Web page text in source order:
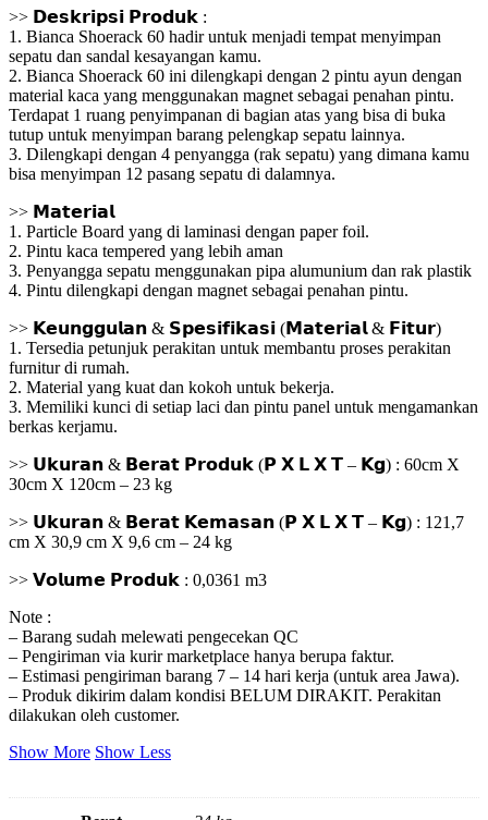
>> 𝗗𝗲𝘀𝗸𝗿𝗶𝗽𝘀𝗶 𝗣𝗿𝗼𝗱𝘂𝗸 :
1. Bianca Shoerack 60 hadir untuk menjadi tempat menyimpan
sepatu dan sandal kesayangan kamu.
2. Bianca Shoerack 60 ini dilengkapi dengan 2 pintu ayun dengan
material kaca yang menggunakan magnet sebagai penahan pintu.
Terdapat 1 ruang penyimpanan di bagian atas yang bisa di buka
tutup untuk menyimpan barang pelengkap sepatu lainnya.
3. Dilengkapi dengan 4 penyangga (rak sepatu) yang dimana kamu
bisa menyimpan 12 pasang sepatu di dalamnya.
>> 𝗠𝗮𝘁𝗲𝗿𝗶𝗮𝗹
1. Particle Board yang di laminasi dengan paper foil.
2. Pintu kaca tempered yang lebih aman
3. Penyangga sepatu menggunakan pipa alumunium dan rak plastik
4. Pintu dilengkapi dengan magnet sebagai penahan pintu.
>> 𝗞𝗲𝘂𝗻𝗴𝗴𝘂𝗹𝗮𝗻 & 𝗦𝗽𝗲𝘀𝗶𝗳𝗶𝗸𝗮𝘀𝗶 (𝗠𝗮𝘁𝗲𝗿𝗶𝗮𝗹 & 𝗙𝗶𝘁𝘂𝗿)
1. Tersedia petunjuk perakitan untuk membantu proses perakitan
furnitur di rumah.
2. Material yang kuat dan kokoh untuk bekerja.
3. Memiliki kunci di setiap laci dan pintu panel untuk mengamankan
berkas kerjamu.
>> 𝗨𝗸𝘂𝗿𝗮𝗻 & 𝗕𝗲𝗿𝗮𝘁 𝗣𝗿𝗼𝗱𝘂𝗸 (𝗣 𝗫 𝗟 𝗫 𝗧 – 𝗞𝗴) : 60cm X
30cm X 120cm – 23 kg
>> 𝗨𝗸𝘂𝗿𝗮𝗻 & 𝗕𝗲𝗿𝗮𝘁 𝗞𝗲𝗺𝗮𝘀𝗮𝗻 (𝗣 𝗫 𝗟 𝗫 𝗧 – 𝗞𝗴) : 121,7
cm X 30,9 cm X 9,6 cm – 24 kg
>> 𝗩𝗼𝗹𝘂𝗺𝗲 𝗣𝗿𝗼𝗱𝘂𝗸 : 0,0361 m3
Note :
– Barang sudah melewati pengecekan QC
– Pengiriman via kurir marketplace hanya berupa faktur.
– Estimasi pengiriman barang 7 – 14 hari kerja (untuk area Jawa).
– Produk dikirim dalam kondisi BELUM DIRAKIT. Perakitan
dilakukan oleh customer.
Show More Show Less